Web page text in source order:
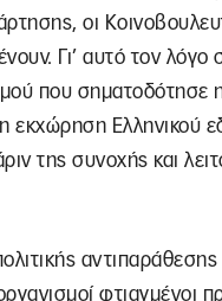
οι
Γι’ αυτό τον λόγο
που σηματοδότησε
εκχώρηση Ελληνικού
της συνοχής και
φτιαγμένοι